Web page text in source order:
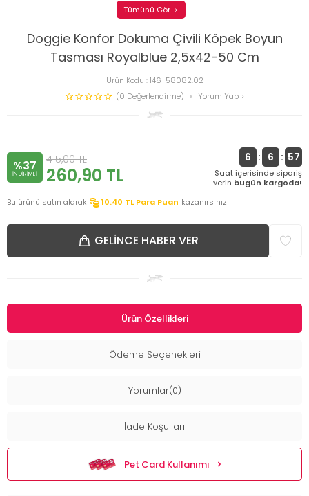
Doggie Konfor Dokuma Çivili Köpek Boyun
Tasması Royalblue 2,5x42-50 Cm
Ürün Kodu :146-58082.02
(0 Değerlendirme)
Yorum Yap
Tümünü Gör
%37
INDIRIMLI
415,00TL
260,90 TL
6 : 6 : 56
Saat içerisinde sipariş
verin bugün kargoda!
Bu ürünü satın alarak
10.40 TL Para Puan kazanırsınız!
GELINCE HABER VER
Ürün Özellikleri
Ödeme Seçenekleri
Yorumlar(0)
İade Koşulları
Pet Card Kullanımı